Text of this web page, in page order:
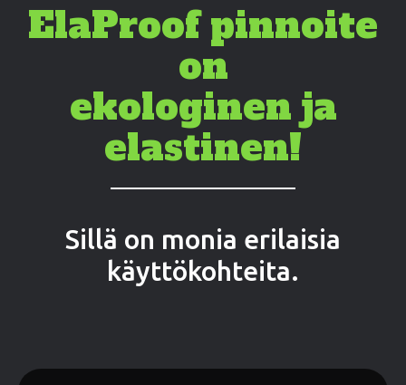
ElaProof pinnoite
on
ekologinen ja
elastinen!
Sillä on monia erilaisia
käyttökohteita.